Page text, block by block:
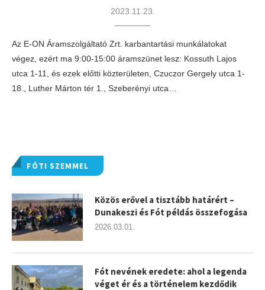
2023.11.23.
Az E-ON Áramszolgáltató Zrt. karbantartási munkálatokat
végez, ezért ma 9:00-15:00 áramszünet lesz: Kossuth Lajos
utca 1-11, és ezek előtti közterületen, Czuczor Gergely utca 1-
18., Luther Márton tér 1., Szeberényi utca…
FÓTI SZEMMEL
Közös erővel a tisztább határért –
Dunakeszi és Fót példás összefogása
2026.03.01.
Fót nevének eredete: ahol a legenda
véget ér és a történelem kezdődik